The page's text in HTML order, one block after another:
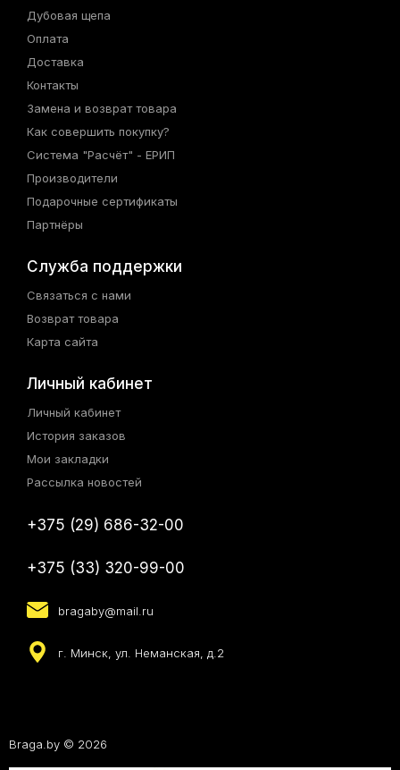
Дубовая щепа
Оплата
Доставка
Контакты
Замена и возврат товара
Как совершить покупку?
Система "Расчёт" - ЕРИП
Производители
Подарочные сертификаты
Партнёры
Служба поддержки
Связаться с нами
Возврат товара
Карта сайта
Личный кабинет
Личный кабинет
История заказов
Мои закладки
Рассылка новостей
+375 (29) 686-32-00
+375 (33) 320-99-00
bragaby@mail.ru
г. Минск, ул. Неманская, д.2
Braga.by © 2026